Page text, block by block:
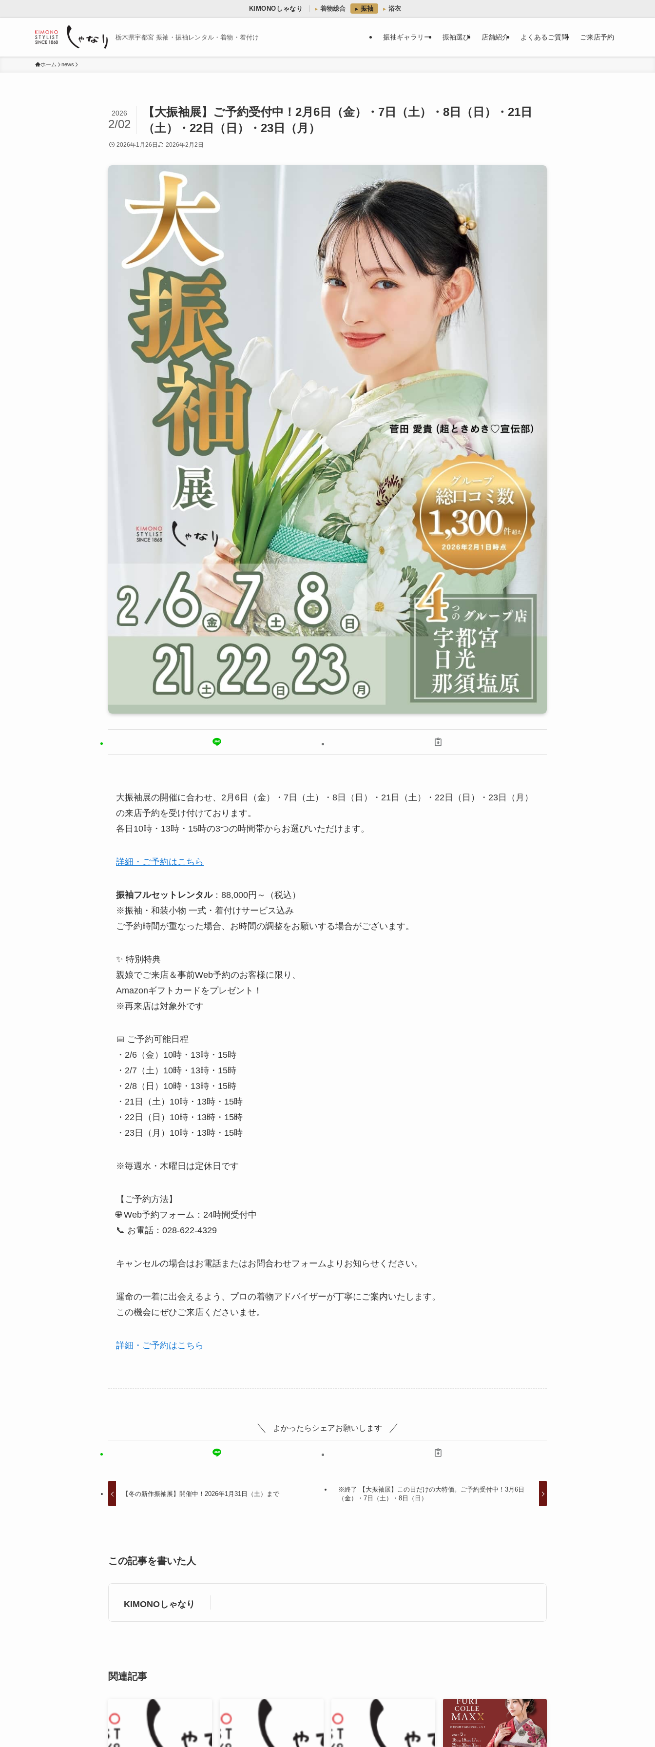
KIMONOしゃなり 着物総合 振袖 浴衣
栃木県宇都宮 振袖・振袖レンタル・着物・着付け 振袖ギャラリー 振袖選び 店舗紹介 よくあるご質問 ご来店予約
ホーム news
【大振袖展】ご予約受付中！2月6日（金）・7日（土）・8日（日）・21日
（土）・22日（日）・23日（月）
2026
2/02
2026年1月26日 2026年2月2日
大振袖展の開催に合わせ、2月6日（金）・7日（土）・8日（日）・21日（土）・22日（日）・23日（月）
の来店予約を受け付けております。
各日10時・13時・15時の3つの時間帯からお選びいただけます。
詳細・ご予約はこちら
振袖フルセットレンタル：88,000円～（税込）
※振袖・和装小物 一式・着付けサービス込み
ご予約時間が重なった場合、お時間の調整をお願いする場合がございます。
✨ 特別特典
親娘でご来店＆事前Web予約のお客様に限り、
Amazonギフトカードをプレゼント！
※再来店は対象外です
📅 ご予約可能日程
・2/6（金）10時・13時・15時
・2/7（土）10時・13時・15時
・2/8（日）10時・13時・15時
・21日（土）10時・13時・15時
・22日（日）10時・13時・15時
・23日（月）10時・13時・15時
※毎週水・木曜日は定休日です
【ご予約方法】
🌐 Web予約フォーム：24時間受付中
📞 お電話：028-622-4329
キャンセルの場合はお電話またはお問合わせフォームよりお知らせください。
運命の一着に出会えるよう、プロの着物アドバイザーが丁寧にご案内いたします。
この機会にぜひご来店くださいませ。
詳細・ご予約はこちら
よかったらシェアお願いします
【冬の新作振袖展】開催中！2026年1月31日（土）まで
※終了 【大振袖展】この日だけの大特価。ご予約受付中！3月6日
（金）・7日（土）・8日（日）
この記事を書いた人
KIMONOしゃなり
関連記事